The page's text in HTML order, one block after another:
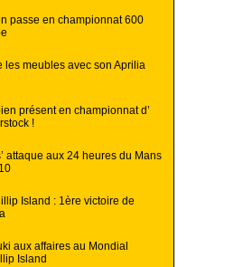
passe en championnat 600
les meubles avec son Aprilia
présent en championnat d’
!
attaque aux 24 heures du Mans
Island : 1ère victoire de
aux affaires au Mondial
Island